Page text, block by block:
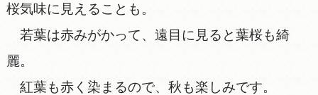
桜気味に見えることも。
若葉は赤みがかって、遠目に見ると葉桜も綺
麗。
紅葉も赤く染まるので、秋も楽しみです。